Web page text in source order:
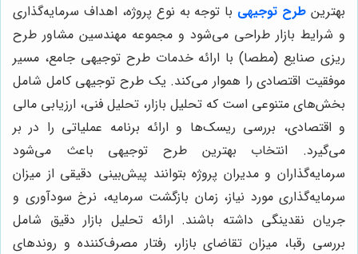
بهترین طرح توجیهی با توجه به نوع پروژه، اهداف سرمایه‌گذاری
و شرایط بازار طراحی می‌شود و مجموعه مهندسین مشاور طرح
ریزی صنایع (مطصا) با ارائه خدمات طرح توجیهی جامع، مسیر
موفقیت اقتصادی را هموار می‌کند. یک طرح توجیهی کامل شامل
بخش‌های متنوعی است که تحلیل بازار، تحلیل فنی، ارزیابی مالی
و اقتصادی، بررسی ریسک‌ها و ارائه برنامه عملیاتی را در بر
می‌گیرد. انتخاب بهترین طرح توجیهی باعث می‌شود
سرمایه‌گذاران و مدیران پروژه بتوانند پیش‌بینی دقیقی از میزان
سرمایه‌گذاری مورد نیاز، زمان بازگشت سرمایه، نرخ سودآوری و
جریان نقدینگی داشته باشند. ارائه تحلیل بازار دقیق شامل
بررسی رقبا، میزان تقاضای بازار، رفتار مصرف‌کننده و روندهای